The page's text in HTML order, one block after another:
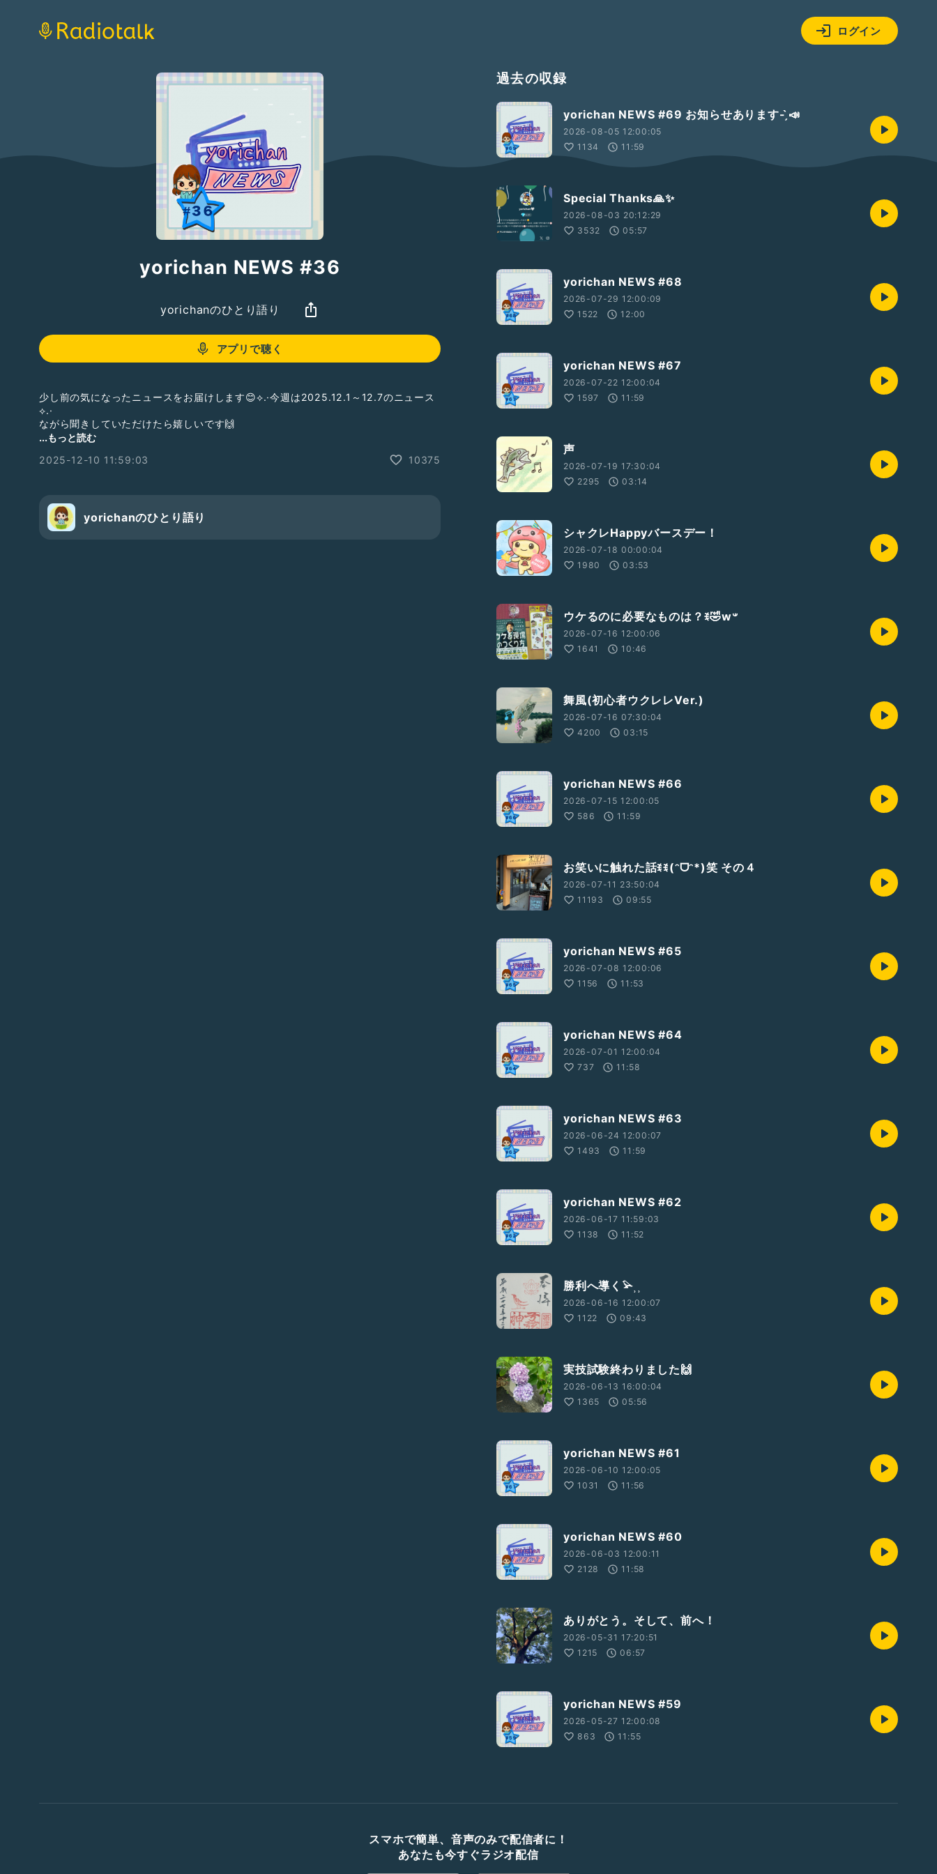
ログイン
yorichan NEWS #36
yorichanのひとり語り
アプリで聴く
少し前の気になったニュースをお届けします😊⟡.·今週は2025.12.1～12.7のニュース
⟡.·
ながら聞きしていただけたら嬉しいです🙌
年末まで突っ走りますよー🐉✨️
BGMは、Howling-Indicator(
#yorichan_news
...もっと読む
2025-12-10 11:59:03
10375
yorichanのひとり語り
過去の収録
yorichan NEWS #69 お知らせあります- ̗̀📣
2026-08-05 12:00:05
1134
11:59
Special Thanks🙏✨
2026-08-03 20:12:29
3532
05:57
yorichan NEWS #68
2026-07-29 12:00:09
1522
12:00
yorichan NEWS #67
2026-07-22 12:00:04
1597
11:59
声
2026-07-19 17:30:04
2295
03:14
シャクレHappyバースデー！
2026-07-18 00:00:04
1980
03:53
ウケるのに必要なものは？ꉂ🤣w‪𐤔
2026-07-16 12:00:06
1641
10:46
舞風(初心者ウクレレVer.)
2026-07-16 07:30:04
4200
03:15
yorichan NEWS #66
2026-07-15 12:00:05
586
11:59
お笑いに触れた話ꉂꉂ(ᵔᗜᵔ*)笑 その４
2026-07-11 23:50:04
11193
09:55
yorichan NEWS #65
2026-07-08 12:00:06
1156
11:53
yorichan NEWS #64
2026-07-01 12:00:04
737
11:58
yorichan NEWS #63
2026-06-24 12:00:07
1493
11:59
yorichan NEWS #62
2026-06-17 11:59:03
1138
11:52
勝利へ導く𓅫⸒⸒
2026-06-16 12:00:07
1122
09:43
実技試験終わりました🙌
2026-06-13 16:00:04
1365
05:56
yorichan NEWS #61
2026-06-10 12:00:05
1031
11:56
yorichan NEWS #60
2026-06-03 12:00:11
2128
11:58
ありがとう。そして、前へ！
2026-05-31 17:20:51
1215
06:57
yorichan NEWS #59
2026-05-27 12:00:08
863
11:55
スマホで簡単、音声のみで配信者に！
あなたも今すぐラジオ配信